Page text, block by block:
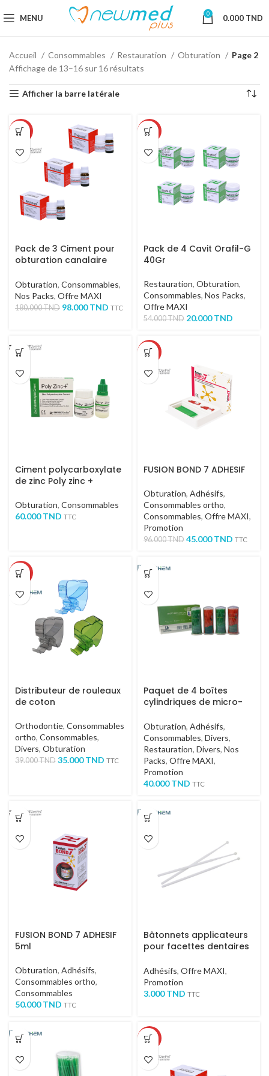
MENU 0 0.000 TND
Accueil Consommables Restauration Obturation
Page 2
Affichage de 13–16 sur 16 résultats
Afficher la barre latérale
-46%
Pack de 3 Ciment pour
obturation canalaire
Obturation, Consommables,
Nos Packs, Offre MAXI
180.000TND 98.000TND TTC
-63%
Pack de 4 Cavit Orafil-G
40Gr
Restauration, Obturation,
Consommables, Nos Packs,
Offre MAXI
54.000TND 20.000TND
Ciment polycarboxylate
de zinc Poly zinc +
Obturation, Consommables
60.000TND TTC
-53%
FUSION BOND 7 ADHESIF
Obturation, Adhésifs,
Consommables ortho,
Consommables, Offre MAXI,
Promotion
96.000TND 45.000TND TTC
-10%
Distributeur de rouleaux
de coton
Orthodontie, Consommables
ortho, Consommables,
Divers, Obturation
39.000TND 35.000TND TTC
Paquet de 4 boîtes
cylindriques de micro-
Obturation, Adhésifs,
Consommables, Divers,
Restauration, Divers, Nos
Packs, Offre MAXI,
Promotion
40.000TND TTC
FUSION BOND 7 ADHESIF
5ml
Obturation, Adhésifs,
Consommables ortho,
Consommables
50.000TND TTC
Bâtonnets applicateurs
pour facettes dentaires
Adhésifs, Offre MAXI,
Promotion
3.000TND TTC
-17%